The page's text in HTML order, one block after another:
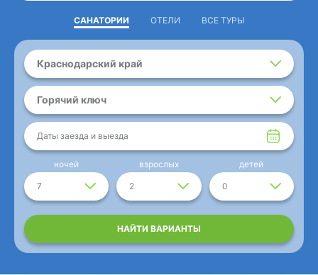
САНАТОРИИ ОТЕЛИ ВСЕ ТУРЫ
Краснодарский край
Горячий ключ
Даты заезда и выезда
7
ночей
2
взрослых
0
детей
НАЙТИ ВАРИАНТЫ